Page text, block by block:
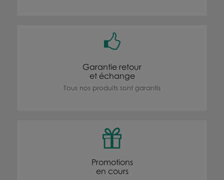
Garantie retour
et échange
Tous nos produits sont garantis
Promotions
en cours